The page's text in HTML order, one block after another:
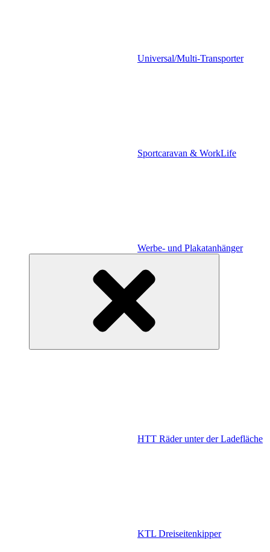
Universal/Multi-Transporter
Sportcaravan & WorkLife
Werbe- und Plakatanhänger
HTT Räder unter der Ladefläche
KTL Dreiseitenkipper